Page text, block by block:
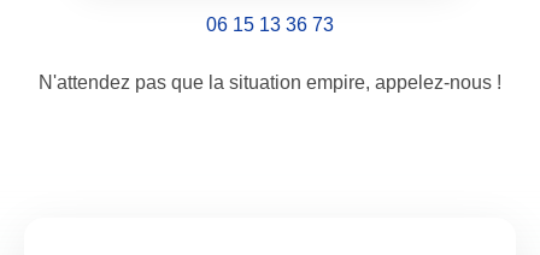
06 15 13 36 73
N'attendez pas que la situation empire, appelez-nous !